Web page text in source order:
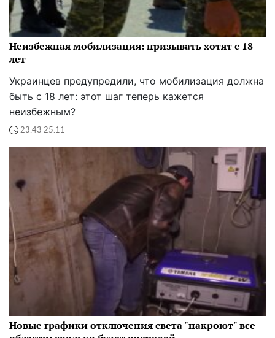
Неизбежная мобилизация: призывать хотят с 18
лет
Украинцев предупредили, что мобилизация должна
быть с 18 лет: этот шаг теперь кажется
неизбежным?
23:43 25.11
Новые графики отключения света "накроют" все